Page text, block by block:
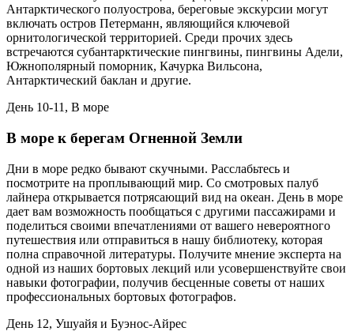
Антарктического полуострова, береговые экскурсии могут
включать остров Петерманн, являющийся ключевой
орнитологической территорией. Среди прочих здесь
встречаются cубантарктические пингвины, пингвины Адели,
Южнополярный поморник, Качурка Вильсона,
Антарктический баклан и другие.
День 10-11, В море
В море к берегам Огненной Земли
Дни в море редко бывают скучными. Расслабьтесь и
посмотрите на проплывающий мир. Со смотровых палуб
лайнера открывается потрясающий вид на океан. День в море
дает вам возможность пообщаться с другими пассажирами и
поделиться своими впечатлениями от вашего невероятного
путешествия или отправиться в нашу библиотеку, которая
полна справочной литературы. Получите мнение эксперта на
одной из наших бортовых лекций или усовершенствуйте свои
навыки фотографии, получив бесценные советы от наших
профессиональных бортовых фотографов.
День 12, Ушуайя и Буэнос-Айрес